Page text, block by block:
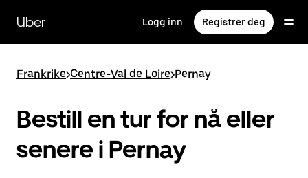
hovedinnholdet
Uber Logg inn Registrer deg
Frankrike>Centre-Val de Loire>Pernay
Bestill en tur for nå eller
senere i Pernay